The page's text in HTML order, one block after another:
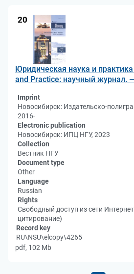
20
Юридическая наука и
and Practice: научный журнал.
Imprint
Новосибирск: Издательско-
2016-
Electronic publication
Новосибирск: ИПЦ НГУ, 2023
Collection
Вестник НГУ
Document type
Other
Language
Russian
Rights
Свободный доступ из сети
цитирование)
Record key
RU\NSU\elcopy\4265
pdf, 102 Mb